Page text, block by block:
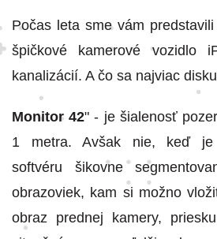
Počas leta sme vám
špičkové kamerové vozidlo
kanalizácií. A čo sa najviac
Monitor 42" - je šialenosť
1 metra. Avšak nie, keď je
softvéru šikovne
obrazoviek, kam si možno
obraz prednej kamery,